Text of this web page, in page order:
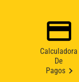
Calculadora
De
Pagos